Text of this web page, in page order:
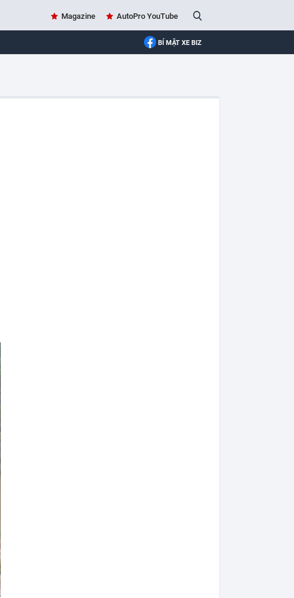
Magazine AutoPro YouTube
BÍ MẬT XE BIZ